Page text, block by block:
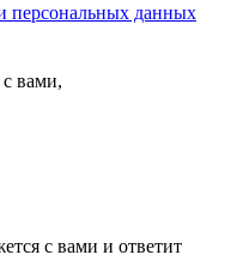
персональных данных
вами,
с вами и ответит